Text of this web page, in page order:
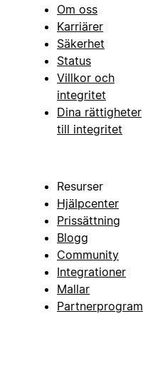
Om oss
Karriärer
Säkerhet
Status
Villkor och
integritet
Dina rättigheter
till integritet
Resurser
Hjälpcenter
Prissättning
Blogg
Community
Integrationer
Mallar
Partnerprogram